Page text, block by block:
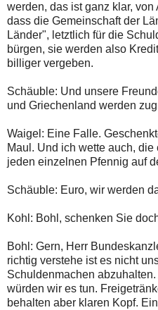
werden, das ist ganz klar,
dass die Gemeinschaft der
Länder", letztlich für die
bürgen, sie werden also
billiger vergeben.
Schäuble: Und unsere
und Griechenland werden
Waigel: Eine Falle.
Maul. Und ich wette auch,
jeden einzelnen Pfennig auf
Schäuble: Euro, wir werden
Kohl: Bohl, schenken Sie
Bohl: Gern, Herr
richtig verstehe ist es nicht
Schuldenmachen
würden wir es tun.
behalten aber klaren Kopf.